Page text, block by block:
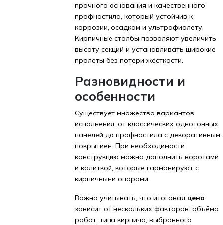
прочного основания и качественного
профнастила, который устойчив к
коррозии, осадкам и ультрафиолету.
Кирпичные столбы позволяют увеличить
высоту секций и устанавливать широкие
пролёты без потери жёсткости.
Разновидности и
особенности
Существует множество вариантов
исполнения: от классических однотонных
панелей до профнастила с декоративным
покрытием. При необходимости
конструкцию можно дополнить воротами
и калиткой, которые гармонируют с
кирпичными опорами.
Важно учитывать, что итоговая цена
зависит от нескольких факторов: объёма
работ, типа кирпича, выбранного